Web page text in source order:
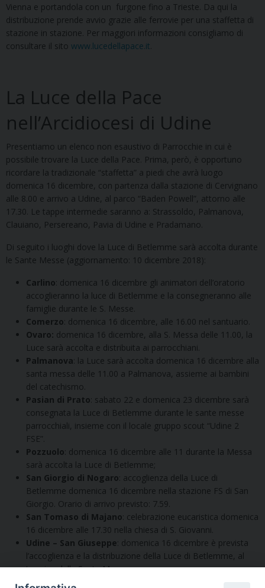
Vienna e portandola con un furgone fino a Trieste. Da qui la
distribuzione prende avvio grazie alle ferrovie per una staffetta di
stazione in stazione. Per maggiori informazioni consigliamo di
consultare il sito www.lucedellapace.it
La Luce della Pace
nell’Arcidiocesi di Udine
Presentiamo un elenco non esaustivo di Parrocchie in cui è
possibile trovare la Luce della Pace. Prima, però, è opportuno
ricordare la tradizionale “staffetta” a piedi che avrà luogo
domenica 16 dicembre, con partenza dalla stazione di Cervignano
alle 8.00 e arrivo a Udine, al parco “Baden Powell”, attorno alle
17.30. Le tappe intermedie saranno a: Strassoldo, Palmanova,
Clauiano, Persereano, Pavia di Udine e Pradamano.
Di seguito i luoghi dove la Luce di Betlemme sarà accolta durante
le Sante Messe (aggiornamento: 10 dicembre 2018):
Carlino : domenica 16 dicembre gli animatori dell’oratorio
accoglieranno la luce di Betlemme e la consegneranno alle
famiglie durante le S. Messe.
Comerzo : domenica 16 dicembre, alle 16.00 nel santuario.
Ovaro: domenica 16 dicembre, alla S. Messa delle 11.00, la
Luce sarà accolta e distribuita ai parrocchiani.
Palmanova : la Luce sarà accolta domenica 16 dicembre alla
santa messa delle 11.00 a Palmanova, assieme ai bambini
del catechismo.
Pasian di Prato : sabato 22 e domenica 23 dicembre sarà
consegnata la Luce di Betlemme durante le sante messe
parrocchiali, insieme con il locale gruppo scout “Udine 2
FSE”.
Pozzuolo : domenica 16 dicembre alle 11 durante la Messa
sarà accolta la Luce di Betlemme;
San Giorgio di Nogaro : accoglienza della Luce di
Betlemme domenica 16 dicembre nella stazione FS di San
Giorgio. Orario di arrivo previsto: 7.59.
San Tomaso di Majano : celebrazione eucaristica domenica
16 dicembre alle 17.30 nella chiesa di S. Giovanni.
Udine – San Giuseppe : domenica 16 dicembre è prevista
l’accoglienza e la distribuzione della Luce di Betlemme, al
termine delle Sante Messe;